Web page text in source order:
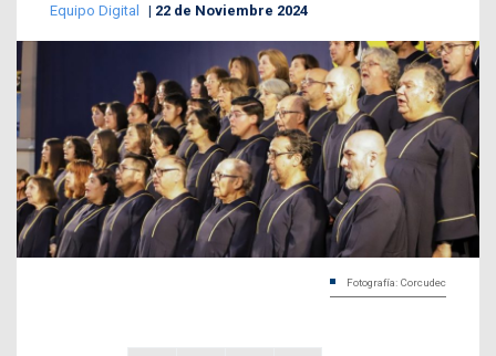
Equipo Digital 22 de Noviembre 2024
Fotografía: Corcudec